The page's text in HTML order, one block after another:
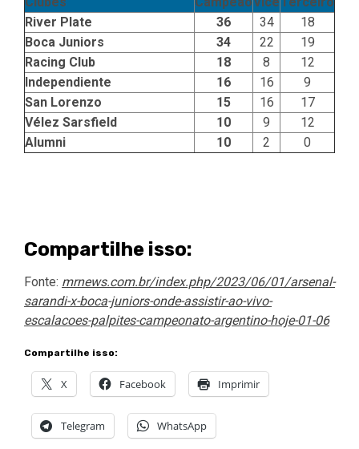
River Plate
36 34
18
Boca Juniors
34 22
19
Racing Club
18 8
12
Independiente
16 16
9
San Lorenzo
15 16
17
Vélez Sarsfield
10 9
12
Alumni
10 2 0
Compartilhe isso:
Fonte: mrnews.com.br/index.php/2023/06/01/arsenal-
sarandi-x-boca-juniors-onde-assistir-ao-vivo-
escalacoes-palpites-campeonato-argentino-hoje-01-06
Compartilhe isso:
X Facebook Imprimir
Telegram WhatsApp